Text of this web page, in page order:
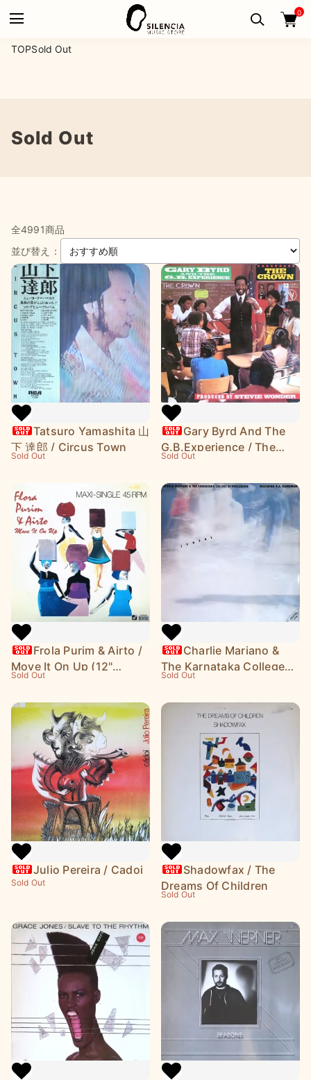
0
TOPSold Out
Sold Out
全4991商品
並び替え：
Tatsuro Yamashita 山
下 達郎 / Circus Town
Sold Out
Gary Byrd And The
G.B.Experience / The
Crown (12inch)
Sold Out
Frola Purim & Airto /
Move It On Up (12"
Single)
Sold Out
Charlie Mariano &
The Karnataka College
Of Percussion / Jyothi
Sold Out
Julio Pereira / Cadoi
Sold Out
Shadowfax / The
Dreams Of Children
Sold Out